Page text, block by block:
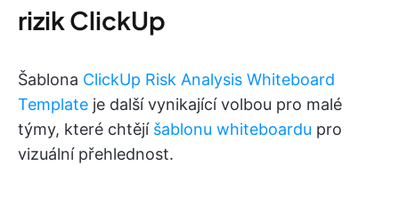
rizik ClickUp
Šablona ClickUp Risk Analysis Whiteboard
Template je další vynikající volbou pro malé
týmy, které chtějí šablonu whiteboardu pro
vizuální přehlednost.